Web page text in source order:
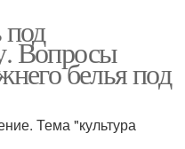
под
Вопросы
белья под
Тема "культура